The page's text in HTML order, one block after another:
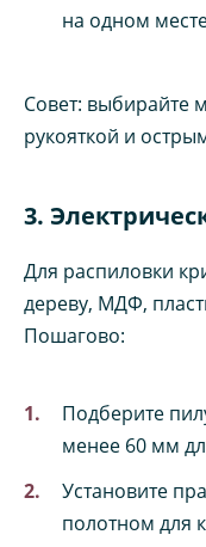
на одном
Совет: выбирайте
рукояткой и
3.
Для распиловки
дереву, МДФ,
Пошагово:
Подберите
менее 60 мм
Установите
полотном для